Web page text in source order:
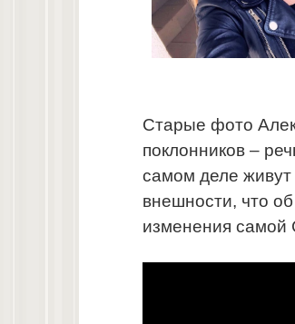
Старые фото
поклонников –
самом деле
внешности, что
изменения